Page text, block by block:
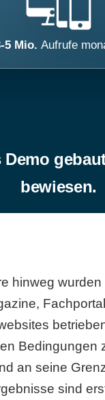
5 Mio. Aufrufe
bewiesen.
hinweg wurden
Bedingungen
an seine
sind